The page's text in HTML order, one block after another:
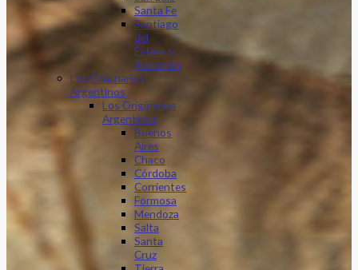
Santa Fe
Santiago
del
Estero y
Tucumán
Los Originarios
Argentinos
Los Originarios
Argentinos
Buenos
Aires
Chaco
Córdoba
Corrientes
Formosa
Mendoza
Salta
Santa
Cruz